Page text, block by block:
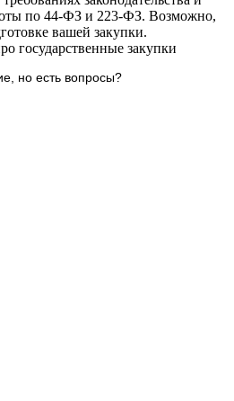
по 44-ФЗ и 223-ФЗ. Возможно,
вашей закупки.
государственные закупки
но есть вопросы?